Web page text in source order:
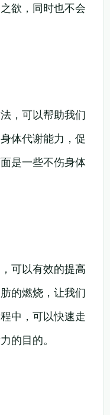
欲，同时也不会
，可以帮助我们
体代谢能力，促
是一些不伤身体
可以有效的提高
的燃烧，让我们
中，可以快速走
的目的。